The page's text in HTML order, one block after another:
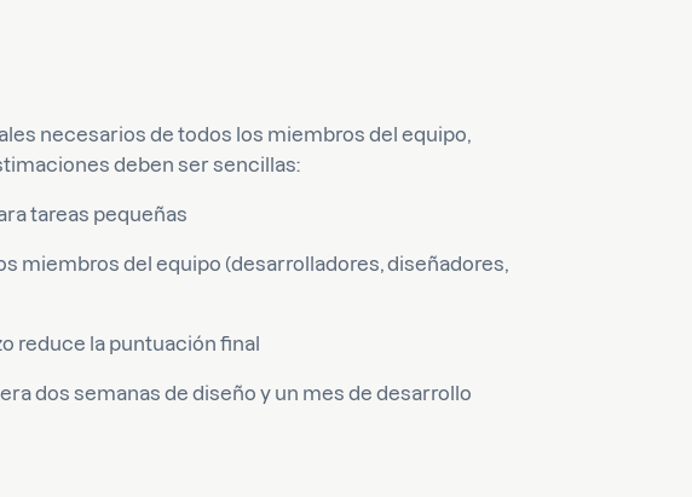
necesarios de todos los miembros del equipo,
deben ser sencillas:
tareas pequeñas
miembros del equipo (desarrolladores, diseñadores,
reduce la puntuación final
dos semanas de diseño y un mes de desarrollo